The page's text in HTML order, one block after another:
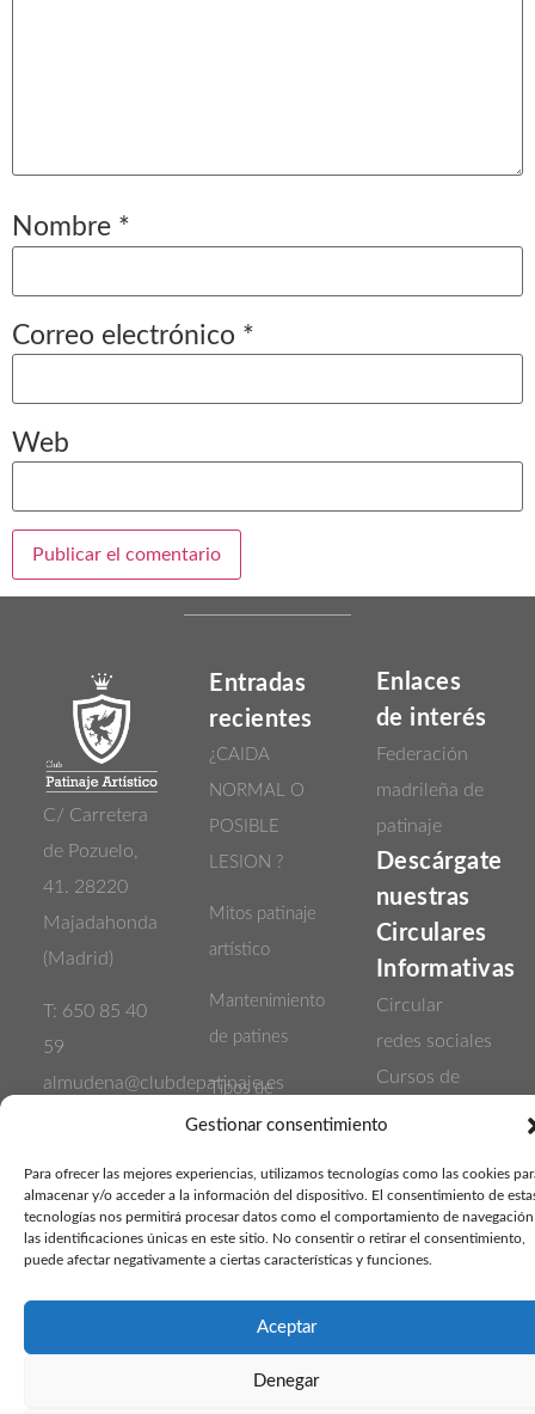
Gestionar consentimiento
Para ofrecer las mejores experiencias, utilizamos tecnologías como las cookies
almacenar y/o acceder a la información del dispositivo. El consentimiento de
tecnologías nos permitirá procesar datos como el comportamiento de
las identificaciones únicas en este sitio. No consentir o retirar el consentimiento,
puede afectar negativamente a ciertas características y funciones.
Aceptar
Denegar
Nombre *
Correo electrónico *
Web
C/ Carretera
de Pozuelo,
41. 28220
Majadahonda
(Madrid)
T: 650 85 40
59
almudena@clubdepatinaje.es
cristina@clubdepatinaje.es
Entradas
recientes
¿CAIDA
NORMAL O
POSIBLE
LESION ?
Mitos patinaje
artístico
Mantenimiento
de patines
Tipos de
ruedas
Los errores
más comunes
al frenar sobre
Quedarse en
blanco
Enlaces
de interés
Federación
madrileña de
patinaje
Descárgate
nuestras
Circulares
Informativas
Circular
redes sociales
Cursos de
2016
Información
web